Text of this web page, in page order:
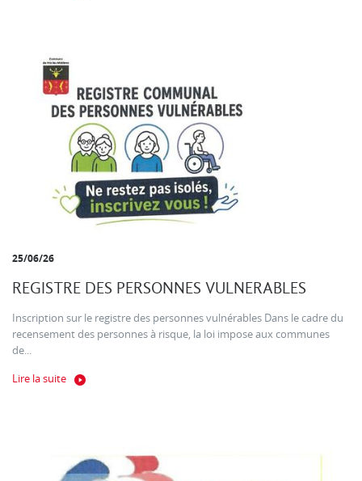
25/06/26
REGISTRE DES PERSONNES VULNERABLES
Inscription sur le registre des personnes vulnérables Dans le cadre du
recensement des personnes à risque, la loi impose aux communes
de...
Lire la suite